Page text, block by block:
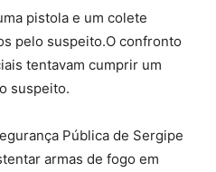
pistola e um colete
pelo suspeito.O confronto
tentavam cumprir um
suspeito.
Pública de Sergipe
armas de fogo em